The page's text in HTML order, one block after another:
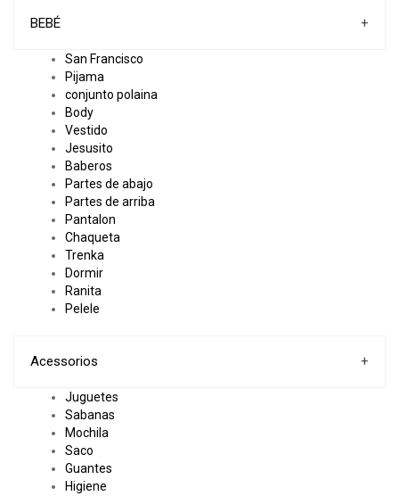
BEBÉ +
San Francisco
Pijama
conjunto polaina
Body
Vestido
Jesusito
Baberos
Partes de abajo
Partes de arriba
Pantalon
Chaqueta
Trenka
Dormir
Ranita
Pelele
Acessorios +
Juguetes
Sabanas
Mochila
Saco
Guantes
Higiene